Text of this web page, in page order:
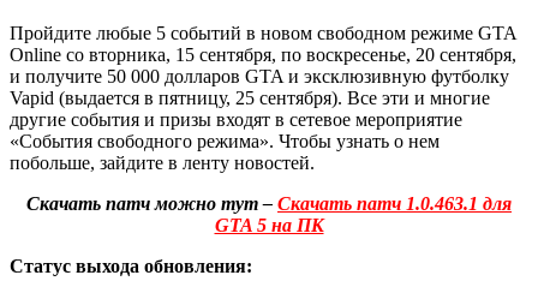
Пройдите любые 5 событий в новом свободном режиме GTA
Online со вторника, 15 сентября, по воскресенье, 20 сентября,
и получите 50 000 долларов GTA и эксклюзивную футболку
Vapid (выдается в пятницу, 25 сентября). Все эти и многие
другие события и призы входят в сетевое мероприятие
«События свободного режима». Чтобы узнать о нем
побольше, зайдите в ленту новостей.
Скачать патч можно тут – Скачать патч 1.0.463.1 для
GTA 5 на ПК
Статус выхода обновления: